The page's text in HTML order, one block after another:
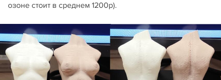
озоне стоит в среднем 1200р).